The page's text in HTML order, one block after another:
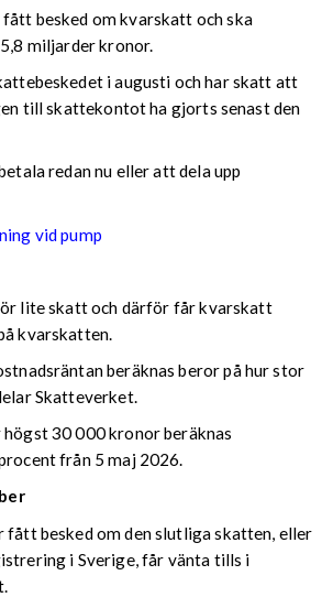
besked om kvarskatt och ska
miljarder kronor.
i augusti och har skatt att
till skattekontot ha gjorts senast den
redan nu eller att dela upp
vid pump
lite skatt och därför får kvarskatt
kvarskatten.
beräknas beror på hur stor
Skatteverket.
30 000 kronor beräknas
från 5 maj 2026.
fått besked om den slutliga skatten, eller
i Sverige, får vänta tills i